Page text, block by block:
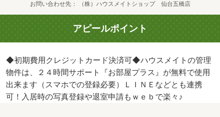
お問い合わせ先 （株）ハウスメイトショップ 仙台五橋店
アピールポイント
◆初期費用クレジットカード決済可◆ハウスメイトの管理
物件は、２４時間サポート『お部屋プラス』が無料で使用
出来ます（スマホでの登録必要）ＬＩＮＥなどとも連携
可！入居時の写真登録や退室申請もｗｅｂで楽々♪